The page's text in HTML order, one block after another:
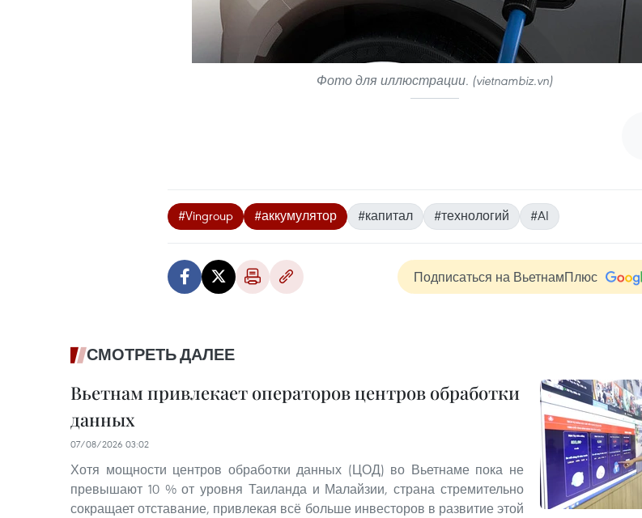
Фото для иллюстрации. (vietnambiz.vn)
#Vingroup #аккумулятор #капитал #технологий #AI
Подписаться на ВьетнамПлюс
СМОТРЕТЬ ДАЛЕЕ
Вьетнам привлекает операторов центров обработки
данных
07/08/2026 03:02
Хотя мощности центров обработки данных (ЦОД) во Вьетнаме пока не
превышают 10 % от уровня Таиланда и Малайзии, страна стремительно
сокращает отставание, привлекая всё больше инвесторов в развитие этой